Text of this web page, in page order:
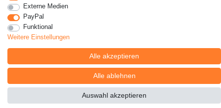
Externe Medien
PayPal
Funktional
Weitere Einstellungen
Alle akzeptieren
Alle ablehnen
Auswahl akzeptieren